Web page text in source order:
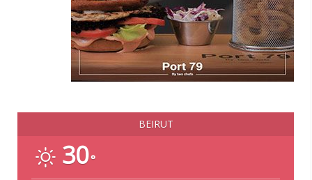
BEIRUT
30°